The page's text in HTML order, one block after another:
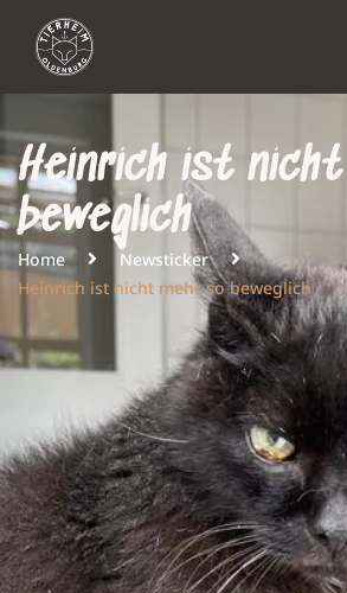
Heinrich ist
beweglich
Home
Newsticker
Heinrich ist nicht mehr so beweglich